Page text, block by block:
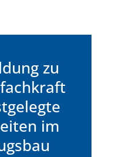
zu
im